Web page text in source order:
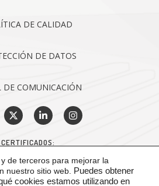
DE CALIDAD
DE DATOS
DE COMUNICACIÓN
CERTIFICADOS:
de terceros para mejorar la
nuestro sitio web.
Puedes obtener
cookies estamos utilizando en